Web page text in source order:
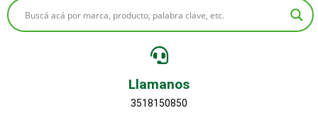
Llamanos
3518150850